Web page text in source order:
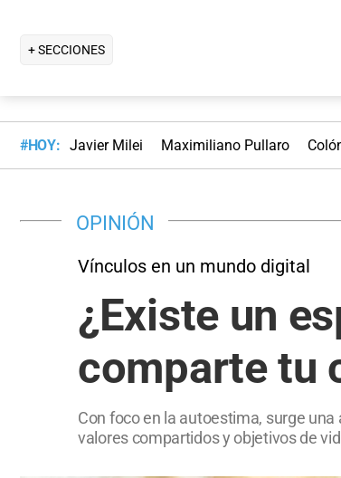
+ SECCIONES
#HOY: Javier Milei Maximiliano Pullaro
OPINIÓN
Vínculos en un mundo digital
¿Existe un
comparte tu
Con foco en la autoestima, surge
valores compartidos y objetivos de